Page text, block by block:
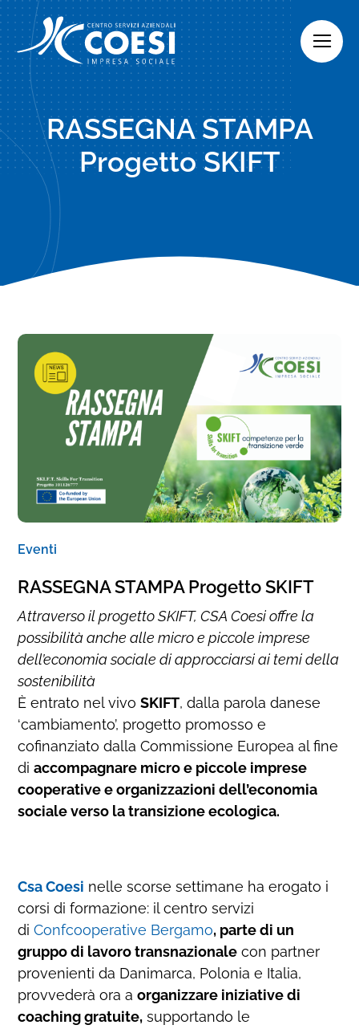
Skip
to
content
RASSEGNA STAMPA
Progetto SKIFT
Eventi
RASSEGNA STAMPA Progetto SKIFT
Attraverso il progetto SKIFT, CSA Coesi offre la
possibilità anche alle micro e piccole imprese
dell’economia sociale di approcciarsi ai temi della
sostenibilità
È entrato nel vivoSKIFT, dalla parola danese
‘cambiamento’, progetto promosso e
cofinanziato dalla Commissione Europea al fine
diaccompagnare micro e piccole imprese
cooperative e organizzazioni dell’economia
sociale verso la transizione ecologica.
Csa Coesi nelle scorse settimane ha erogato i
corsi di formazione: il centro servizi
di Confcooperative Bergamo, parte di un
gruppo di lavoro transnazionale con partner
provenienti da Danimarca, Polonia e Italia,
provvederà ora aorganizzare iniziative di
coaching gratuite, supportando le